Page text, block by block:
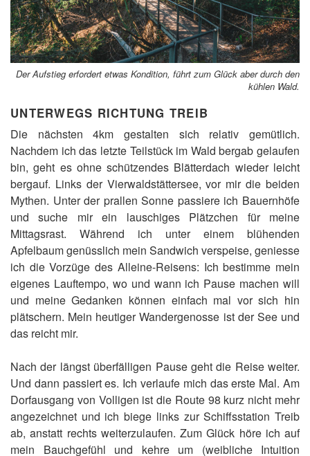
Der Aufstieg erfordert etwas Kondition, führt zum Glück aber durch den
kühlen Wald.
UNTERWEGS RICHTUNG TREIB
Die nächsten 4km gestalten sich relativ gemütlich.
Nachdem ich das letzte Teilstück im Wald bergab gelaufen
bin, geht es ohne schützendes Blätterdach wieder leicht
bergauf. Links der Vierwaldstättersee, vor mir die beiden
Mythen. Unter der prallen Sonne passiere ich Bauernhöfe
und suche mir ein lauschiges Plätzchen für meine
Mittagsrast. Während ich unter einem blühenden
Apfelbaum genüsslich mein Sandwich verspeise, geniesse
ich die Vorzüge des Alleine-Reisens: Ich bestimme mein
eigenes Lauftempo, wo und wann ich Pause machen will
und meine Gedanken können einfach mal vor sich hin
plätschern. Mein heutiger Wandergenosse ist der See und
das reicht mir.
Nach der längst überfälligen Pause geht die Reise weiter.
Und dann passiert es. Ich verlaufe mich das erste Mal. Am
Dorfausgang von Volligen ist die Route 98 kurz nicht mehr
angezeichnet und ich biege links zur Schiffsstation Treib
ab, anstatt rechts weiterzulaufen. Zum Glück höre ich auf
mein Bauchgefühl und kehre um (weibliche Intuition